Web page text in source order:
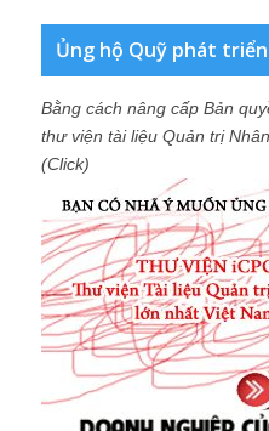
Ủng hộ Quỹ phát
Bằng cách nâng cấp Bản
thư viện tài liệu Quản trị
(Click)